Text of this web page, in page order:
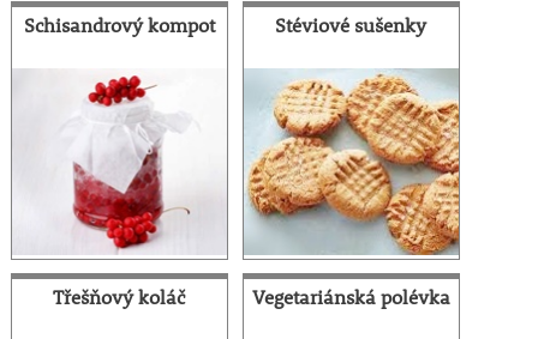
Schisandrový kompot Stéviové sušenky
Třešňový koláč Vegetariánská polévka